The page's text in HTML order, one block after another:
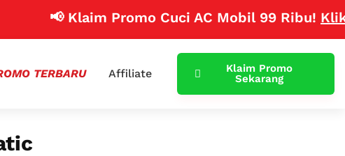
📢 Klaim Promo Cuci AC Mobil 99 Ribu!Klik Disini
TERBARU Affiliate
Klaim Promo
Sekarang